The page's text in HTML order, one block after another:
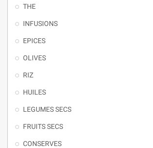
THE
INFUSIONS
EPICES
OLIVES
RIZ
HUILES
LEGUMES SECS
FRUITS SECS
CONSERVES